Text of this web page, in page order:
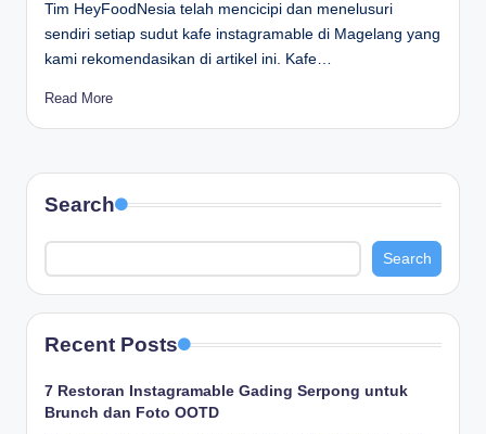
Tim HeyFoodNesia telah mencicipi dan menelusuri
sendiri setiap sudut kafe instagramable di Magelang yang
kami rekomendasikan di artikel ini. Kafe…
Read More
Search
Search
Recent Posts
7 Restoran Instagramable Gading Serpong untuk
Brunch dan Foto OOTD